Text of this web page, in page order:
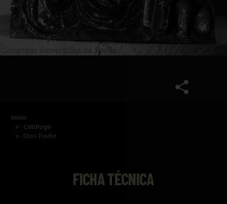
Inicio
Catálogo
Dios Padre
FICHA TÉCNICA